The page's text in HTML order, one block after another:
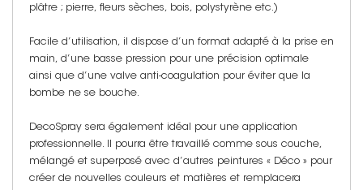
plâtre ; pierre, fleurs sèches, bois, polystyrène etc.)
Facile d’utilisation, il dispose d’un format adapté à la prise en
main, d’une basse pression pour une précision optimale
ainsi que d’une valve anti-coagulation pour éviter que la
bombe ne se bouche.
DecoSpray sera également idéal pour une application
professionnelle. Il pourra être travaillé comme sous couche,
mélangé et superposé avec d’autres peintures « Déco » pour
créer de nouvelles couleurs et matières et remplacera